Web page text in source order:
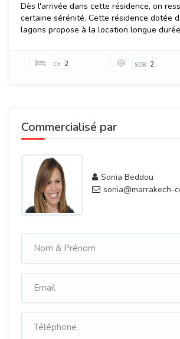
Dès l'arrivée dans cette résidence, on
certaine sérénité. Cette résidence dotée
lagons propose à la location longue
Ch 2 SDB 2
Commercialisé par
Sonia Beddou
sonia@marrakech-